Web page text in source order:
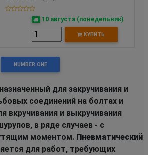
10 августа (понедельник)
КУПИТЬ
NUMBER ONE
для закручивания и
соединений на болтах и
вкручивания и выкручивания
в ряде случаев - с
моментом. Пневматический
для работ, требующих